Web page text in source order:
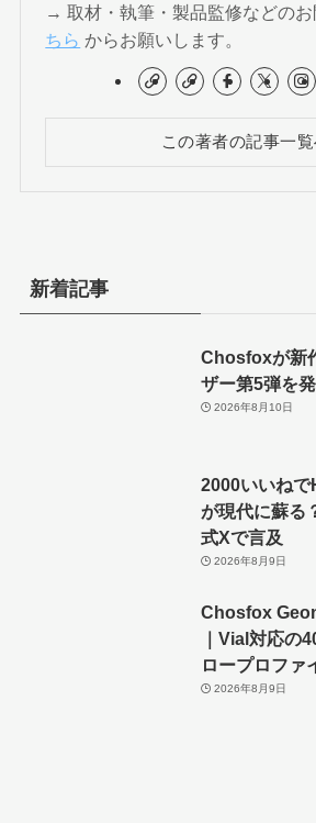
→ 取材・執筆・製品監修などの
ちら からお願いします。
この著者の記事一
新着記事
Chosfoxが新
ザー第5弾を
2026年8月10日
2000いいね
が現代に蘇る
式Xで言及
2026年8月9日
Chosfox
｜Vial対応の
ロープロファ
2026年8月9日